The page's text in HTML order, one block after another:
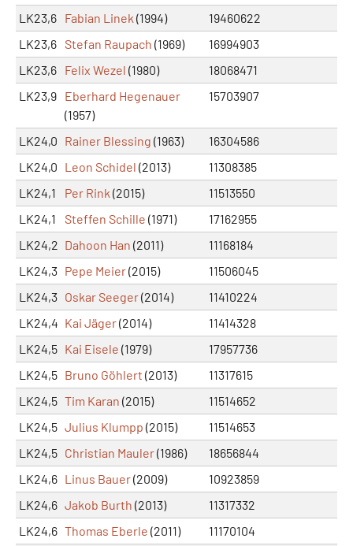
LK23,6 Fabian Linek (1994)
19460622
LK23,6 Stefan Raupach (1969)
16994903
LK23,6 Felix Wezel (1980)
18068471
LK23,9 Eberhard Hegenauer
(1957)
15703907
LK24,0 Rainer Blessing (1963)
16304586
LK24,0 Leon Schidel (2013)
11308385
LK24,1
Per Rink (2015)
11513550
LK24,1
Steffen Schille (1971)
17162955
LK24,2 Dahoon Han (2011)
11168184
LK24,3 Pepe Meier(2015)
11506045
LK24,3 Oskar Seeger(2014)
11410224
LK24,4 Kai Jäger(2014)
11414328
LK24,5 Kai Eisele (1979)
17957736
LK24,5 Bruno Göhlert (2013)
11317615
LK24,5 Tim Karan (2015)
11514652
LK24,5 Julius Klumpp (2015)
11514653
LK24,5 Christian Mauler(1986)
18656844
LK24,6 Linus Bauer(2009)
10923859
LK24,6 Jakob Burth (2013)
11317332
LK24,6 Thomas Eberle (2011)
11170104